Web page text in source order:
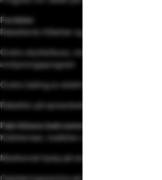
Fordeler
Rabatterte tilbehør og oppgraderinger
Gratis skyttelbuss, månedlig carpool-
inntjeningsprogram
Gratis lading av elektriske biler
Rabatter på spisesteder, reiser, mobilnett,
Fabrikkens bekvemmeligheter
Kafeteriaer, matbiler og uteplasser
Medisinsk hjelp på stedet
Opplæringssentre på stedet